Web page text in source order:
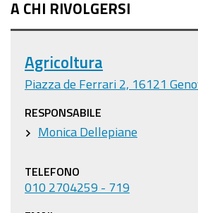
A CHI RIVOLGERSI
Agricoltura
Piazza de Ferrari 2, 16121
RESPONSABILE
Monica Dellepiane
TELEFONO
010 2704259 - 719